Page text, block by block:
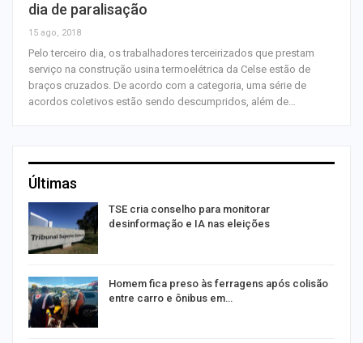
dia de paralisação
15 ago, 2018
Pelo terceiro dia, os trabalhadores terceirizados que prestam
serviço na construção usina termoelétrica da Celse estão de
braços cruzados. De acordo com a categoria, uma série de
acordos coletivos estão sendo descumpridos, além de…
Últimas
TSE cria conselho para monitorar
desinformação e IA nas eleições
Homem fica preso às ferragens após colisão
entre carro e ônibus em…